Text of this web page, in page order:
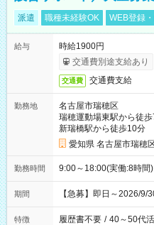
派遣 職種未経験OK WEB登録
給与
時給1900円
交通費別途支給あり
交通費 交通費支給
勤務地
名古屋市瑞穂区
瑞穂運動場東駅から徒
新瑞橋駅から徒歩10分
愛知県 名古屋市瑞穂
勤務時間 9:00～18:00(実働:8時間
期間 【急募】即日～2026/
特徴 履歴書不要 / 40～50代